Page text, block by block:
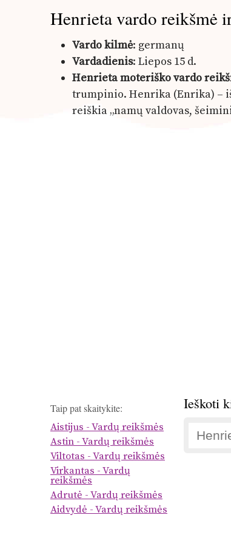
Henrieta vardo reikšmė
Vardo kilmė: germanų
Vardadienis: Liepos 15 d.
Henrieta moteriško vardo
trumpinio. Henrika (Enrika) –
reiškia „namų valdovas,
Taip pat skaitykite:
Aistijus - Vardų reikšmės
Astin - Vardų reikšmės
Viltotas - Vardų reikšmės
Virkantas - Vardų
reikšmės
Adrutė - Vardų reikšmės
Aidvydė - Vardų reikšmės
Ieškoti